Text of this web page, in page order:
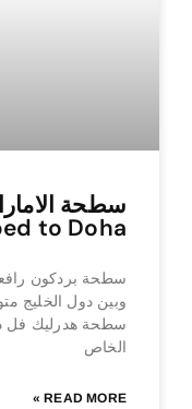
to Doha
سطحة بردكون
وبين دول الخليج
سطحة هدرليك فل
الخاص
READ MORE »